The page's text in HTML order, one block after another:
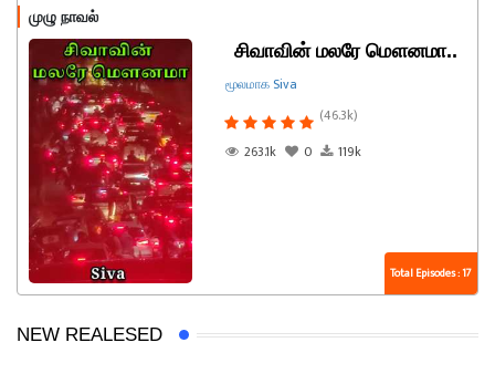
முழு நாவல்
சிவாவின் மலரே மௌனமா..
மூலமாக Siva
(46.3k)
263.1k
0 119k
Total Episodes : 17
NEW REALESED